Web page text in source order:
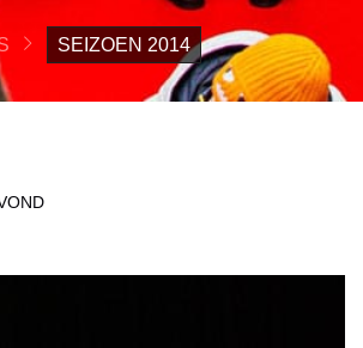
SEIZOEN 2014